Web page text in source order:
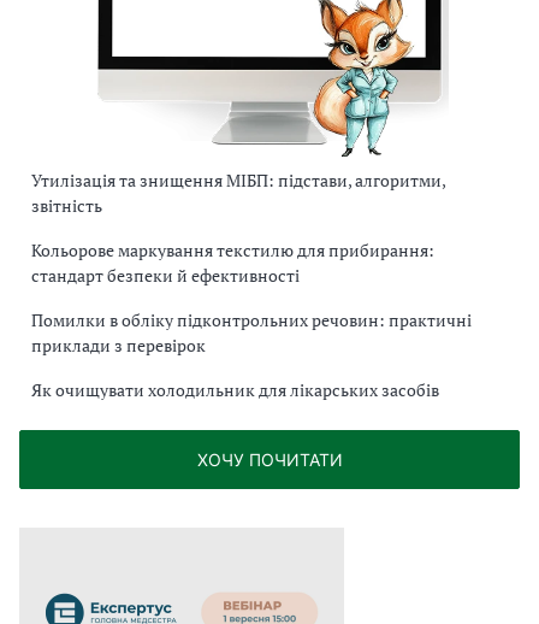
Утилізація та знищення МІБП: підстави, алгоритми,
звітність
Кольорове маркування текстилю для прибирання:
стандарт безпеки й ефективності
Помилки в обліку підконтрольних речовин: практичні
приклади з перевірок
Як очищувати холодильник для лікарських засобів
ХОЧУ ПОЧИТАТИ